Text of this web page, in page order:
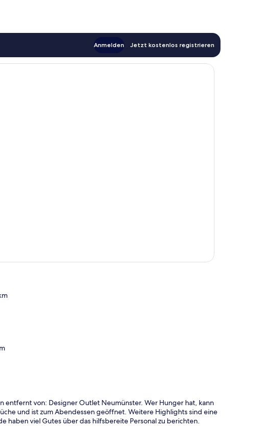
Anmelden Jetzt kostenlos registrieren
entfernt von: Designer Outlet Neumünster. Wer Hunger hat, kann
und ist zum Abendessen geöffnet. Weitere Highlights sind eine
haben viel Gutes über das hilfsbereite Personal zu berichten.